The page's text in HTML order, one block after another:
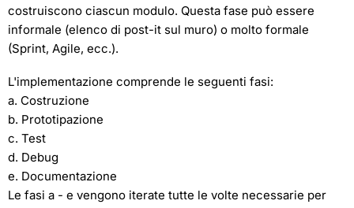
costruiscono ciascun modulo. Questa fase può essere
informale (elenco di post-it sul muro) o molto formale
(Sprint, Agile, ecc.).
L'implementazione comprende le seguenti fasi:
a. Costruzione
b. Prototipazione
c. Test
d. Debug
e. Documentazione
Le fasi a - e vengono iterate tutte le volte necessarie per